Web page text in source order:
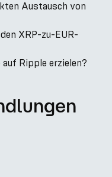
Austausch von
XRP-zu-EUR-
Ripple erzielen?